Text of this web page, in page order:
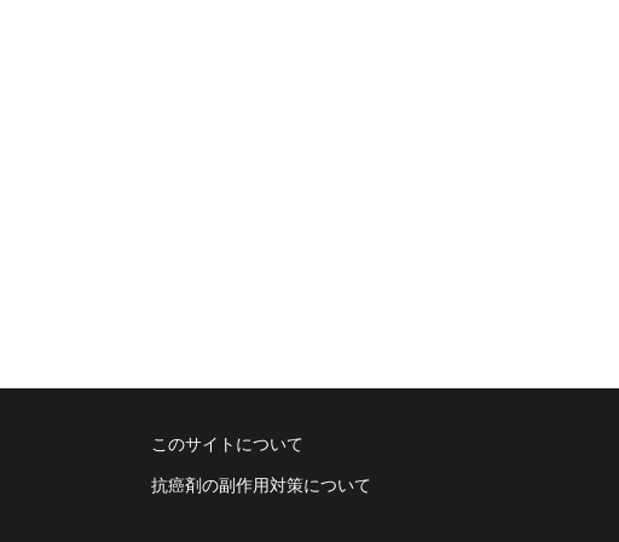
このサイトについて
抗癌剤の副作用対策について